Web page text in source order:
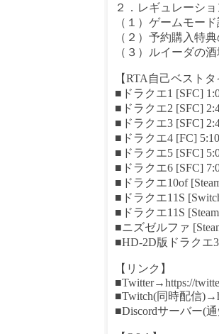
２．レギュレーショ
（１）ゲームモー
（２）予約購入特
（３）ルイーダの
【RTA自己ベスト
■ドラクエ1 [SFC]
■ドラクエ2 [SFC]
■ドラクエ3 [SFC]
■ドラクエ4 [FC]
■ドラクエ5 [SFC]
■ドラクエ6 [SFC]
■ドラクエ10of
■ドラクエ11S
■ドラクエ11S
■ニズゼルファ
■HD-2D版ドラクエ3
【リンク】
■Twitter→https://
■Twitch(同時配信
■Discordサーバー(